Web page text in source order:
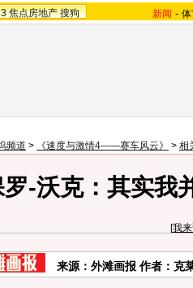
焦点房地产 搜狗 新闻 -
频道 > 《速度与激情4——赛车风云》 > 相
罗-沃克：其实我
[我
来源： 外滩画报 作者：克